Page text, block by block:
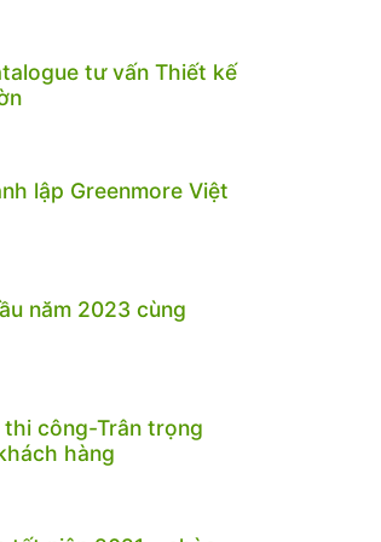
tư vấn Thiết kế
lập Greenmore Việt
năm 2023 cùng
công-Trân trọng
hàng